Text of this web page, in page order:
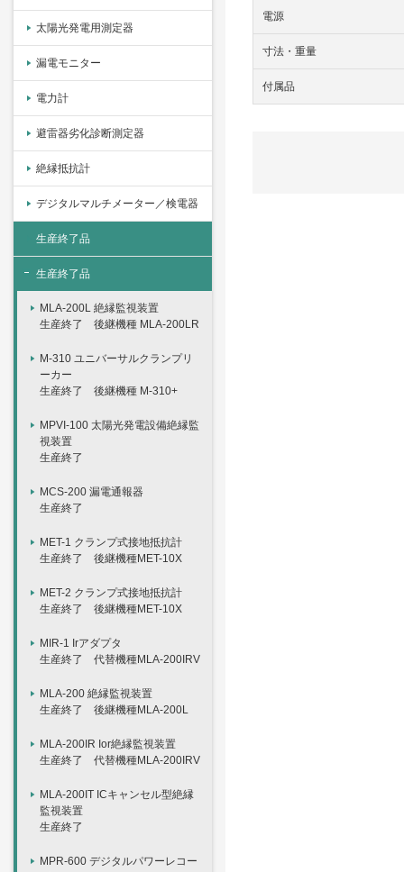
太陽光発電用測定器
漏電モニター
電力計
避雷器劣化診断測定器
絶縁抵抗計
デジタルマルチメーター／検電器
生産終了品
生産終了品
MLA-200L 絶縁監視装置
生産終了 後継機種 MLA-200LR
M-310 ユニバーサルクランプリ
ーカー
生産終了 後継機種 M-310+
MPVI-100 太陽光発電設備絶縁監
視装置
生産終了
MCS-200 漏電通報器
生産終了
MET-1 クランプ式接地抵抗計
生産終了 後継機種MET-10X
MET-2 クランプ式接地抵抗計
生産終了 後継機種MET-10X
MIR-1 Irアダプタ
生産終了 代替機種MLA-200IRV
MLA-200 絶縁監視装置
生産終了 後継機種MLA-200L
MLA-200IR Ior絶縁監視装置
生産終了 代替機種MLA-200IRV
MLA-200IT ICキャンセル型絶縁
監視装置
生産終了
MPR-600 デジタルパワーレコー
電源
寸法・重量
付属品